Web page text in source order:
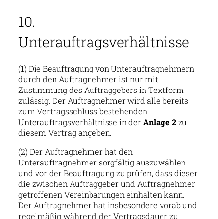
10.
Unterauftragsverhältnisse
(1) Die Beauftragung von Unterauftragnehmern
durch den Auftragnehmer ist nur mit
Zustimmung des Auftraggebers in Textform
zulässig. Der Auftragnehmer wird alle bereits
zum Vertragsschluss bestehenden
Unterauftragsverhältnisse in der Anlage 2zu
diesem Vertrag angeben.
(2) Der Auftragnehmer hat den
Unterauftragnehmer sorgfältig auszuwählen
und vor der Beauftragung zu prüfen, dass dieser
die zwischen Auftraggeber und Auftragnehmer
getroffenen Vereinbarungen einhalten kann.
Der Auftragnehmer hat insbesondere vorab und
regelmäßig während der Vertragsdauer zu